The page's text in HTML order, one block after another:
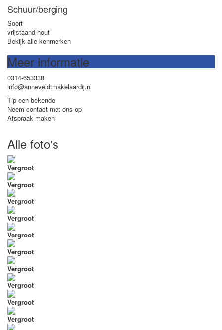
Schuur/berging
Soort
vrijstaand hout
Bekijk alle kenmerken
Meer informatie
0314-653338
info@anneveldtmakelaardij.nl
Tip een bekende
Neem contact met ons op
Afspraak maken
Alle foto's
Vergroot
Vergroot
Vergroot
Vergroot
Vergroot
Vergroot
Vergroot
Vergroot
Vergroot
Vergroot